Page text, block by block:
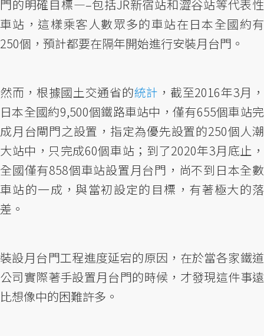
門的明確目標—–包括JR新宿站和澀谷站等代表性
車站，這樣乘客人數眾多的車站在日本全國約有
250個，預計都要在隔年開始進行安裝月台門。
然而，根據國土交通省的統計 ，截至2016年3月，
日本全國約9,500個鐵路車站中，僅有655個車站完
成月台閘門之設置，指定為優先設置的250個人潮
大站中，只完成60個車站；到了2020年3月底止，
全國僅有858個車站設置月台門，尚不到日本全數
車站的一成，與當初設定的目標，有著極大的落
差。
裝設月台門工程進度延宕的原因，在於當各家鐵道
公司實際著手設置月台門的時候，才發現這件事遠
比想像中的困難許多。